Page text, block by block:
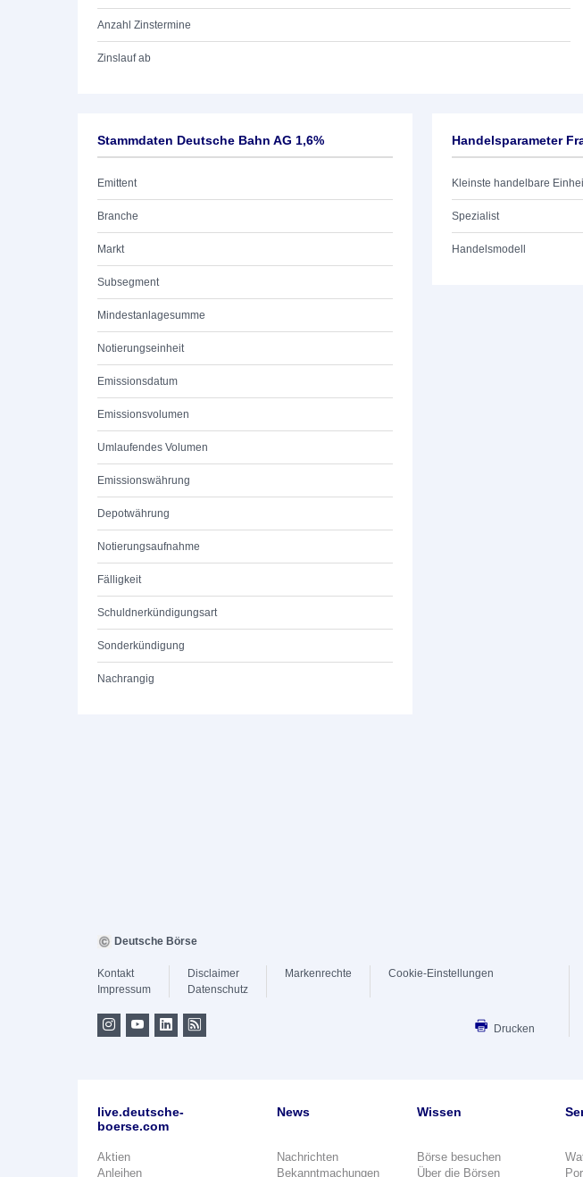
Anzahl Zinstermine
Zinslauf ab
Stammdaten Deutsche Bahn AG 1,6%
Emittent
Branche
Markt
Subsegment
Mindestanlagesumme
Notierungseinheit
Emissionsdatum
Emissionsvolumen
Umlaufendes Volumen
Emissionswährung
Depotwährung
Notierungsaufnahme
Fälligkeit
Schuldnerkündigungsart
Sonderkündigung
Nachrangig
Handelsparameter
Kleinste handelbare
Spezialist
Handelsmodell
Deutsche Börse
Kontakt
Impressum
Disclaimer
Datenschutz
Markenrechte Cookie-Einstellungen
Drucken
live.deutsche-
boerse.com
Aktien
Anleihen
News
Nachrichten
Bekanntmachungen
Wissen
Börse besuchen
Über die Börsen